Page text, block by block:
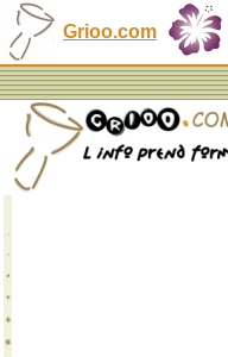
Grioo.com